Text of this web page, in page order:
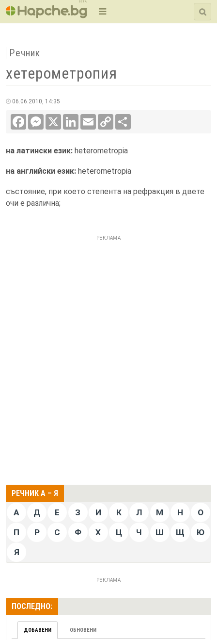
BETA
Речник
хетерометропия
06.06.2010, 14:35
FacebookMessenger LinkedInEmail
Copy
Link
на латински език: heterometropia
на английски език: heterometropia
състояние, при което степента на рефракция в двете
очи е различна;
РЕКЛАМА
РЕЧНИК А – Я
А Д Е З И К Л М Н О
П Р С Ф Х Ц Ч Ш Щ Ю
Я
РЕКЛАМА
ПОСЛЕДНО:
ДОБАВЕНИ ОБНОВЕНИ